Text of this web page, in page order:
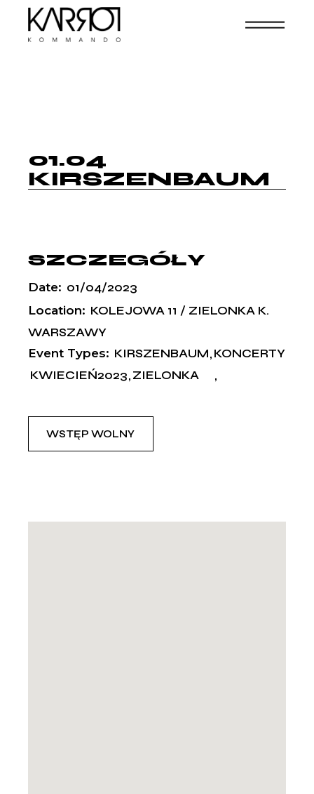
01.04
KIRSZENBAUM
SZCZEGÓŁY
Date: 01/04/2023
Location: KOLEJOWA 11 / ZIELONKA K.
WARSZAWY
Event Types: KIRSZENBAUM KONCERTY
KWIECIEŃ2023 ZIELONKA
WSTĘP WOLNY